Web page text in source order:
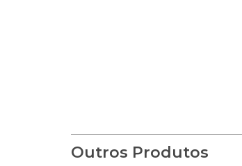
Outros Produtos